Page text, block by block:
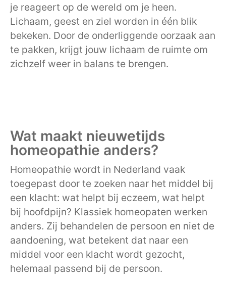
je reageert op de wereld om je heen.
Lichaam, geest en ziel worden in één blik
bekeken. Door de onderliggende oorzaak aan
te pakken, krijgt jouw lichaam de ruimte om
zichzelf weer in balans te brengen.
Wat maakt nieuwetijds
homeopathie anders?
Homeopathie wordt in Nederland vaak
toegepast door te zoeken naar het middel bij
een klacht: wat helpt bij eczeem, wat helpt
bij hoofdpijn? Klassiek homeopaten werken
anders. Zij behandelen de persoon en niet de
aandoening, wat betekent dat naar een
middel voor een klacht wordt gezocht,
helemaal passend bij de persoon.